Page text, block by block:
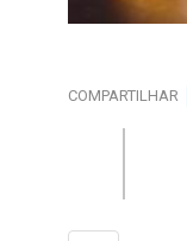
COMPARTILHAR